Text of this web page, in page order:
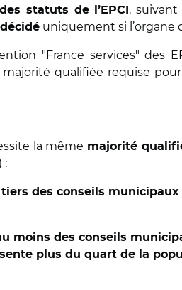
statuts de l’EPCI , suivant
uniquement si l’organe
"France services" des
qualifiée requise
la même majorité
:
des conseils municipaux
moins des conseils
plus du quart de la